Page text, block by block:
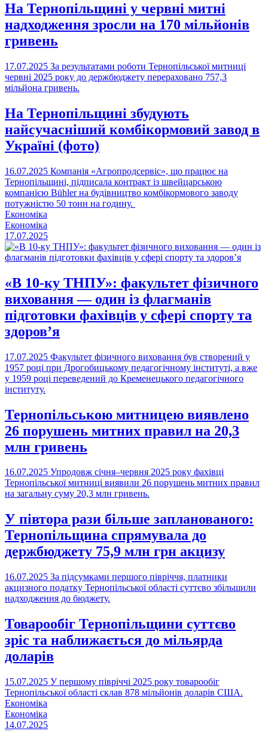
На Тернопільщині у червні митні
надходження зросли на 170 мільйонів
гривень
17.07.2025 За результатами роботи Тернопільської митниці
червні 2025 року до держбюджету перераховано 757,3
мільйона гривень.
На Тернопільщині збудують
найсучасніший комбікормовий завод в
Україні (фото)
16.07.2025 Компанія «Агропродсервіс», що працює на
Тернопільщині, підписала контракт із швейцарською
компанією Bühler на будівництво комбікормового заводу
потужністю 50 тонн на годину.
Економіка
Економіка
17.07.2025
«В 10-ку ТНПУ»: факультет фізичного
виховання — один із флагманів
підготовки фахівців у сфері спорту та
здоров’я
17.07.2025 Факультет фізичного виховання був створений у
1957 році при Дрогобицькому педагогічному інституті, а вже
у 1959 році переведений до Кременецького педагогічного
інституту.
Тернопільською митницею виявлено
26 порушень митних правил на 20,3
млн гривень
16.07.2025 Упродовж січня–червня 2025 року фахівці
Тернопільської митниці виявили 26 порушень митних правил
на загальну суму 20,3 млн гривень.
У півтора рази більше запланованого:
Тернопільщина спрямувала до
держбюджету 75,9 млн грн акцизу
16.07.2025 За підсумками першого півріччя, платники
акцизного податку Тернопільської області суттєво збільшили
надходження до бюджету.
Товарообіг Тернопільщини суттєво
зріс та наближається до мільярда
доларів
15.07.2025 У першому півріччі 2025 року товарообіг
Тернопільської області склав 878 мільйонів доларів США.
Економіка
Економіка
14.07.2025